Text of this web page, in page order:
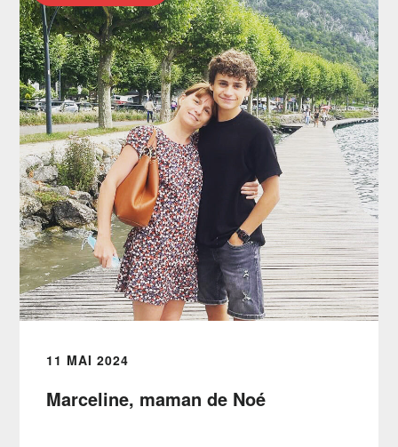
11 MAI 2024
Marceline, maman de Noé